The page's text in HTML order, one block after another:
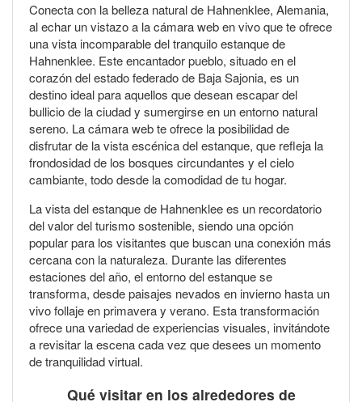
Conecta con la belleza natural de Hahnenklee, Alemania,
al echar un vistazo a la cámara web en vivo que te ofrece
una vista incomparable del tranquilo estanque de
Hahnenklee. Este encantador pueblo, situado en el
corazón del estado federado de Baja Sajonia, es un
destino ideal para aquellos que desean escapar del
bullicio de la ciudad y sumergirse en un entorno natural
sereno. La cámara web te ofrece la posibilidad de
disfrutar de la vista escénica del estanque, que refleja la
frondosidad de los bosques circundantes y el cielo
cambiante, todo desde la comodidad de tu hogar.
La vista del estanque de Hahnenklee es un recordatorio
del valor del turismo sostenible, siendo una opción
popular para los visitantes que buscan una conexión más
cercana con la naturaleza. Durante las diferentes
estaciones del año, el entorno del estanque se
transforma, desde paisajes nevados en invierno hasta un
vivo follaje en primavera y verano. Esta transformación
ofrece una variedad de experiencias visuales, invitándote
a revisitar la escena cada vez que desees un momento
de tranquilidad virtual.
Qué visitar en los alrededores de